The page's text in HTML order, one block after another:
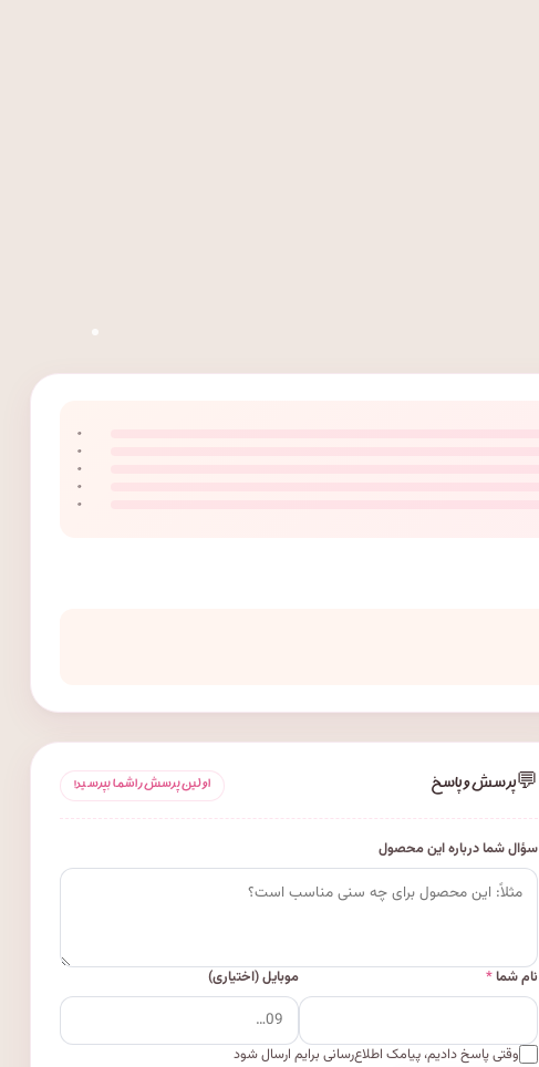
۰
۰
۰
۰
۰
💬پرسش و پاسخ اولین پرسش را شما بپرسید!
سؤال شما درباره این محصول
نام شما* موبایل (اختیاری)
وقتی پاسخ دادیم، پیامک اطلاع‌رسانی برایم ارسال شود